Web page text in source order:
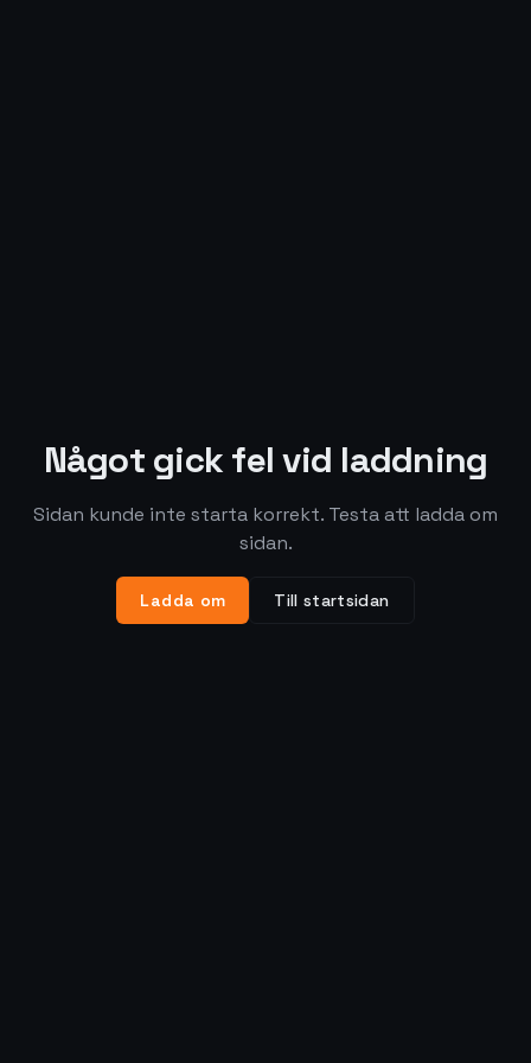
Något gick fel vid laddning
Sidan kunde inte starta korrekt. Testa att ladda om
sidan.
Ladda om Till startsidan